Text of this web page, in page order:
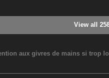
View all
aux givres de mains si trop